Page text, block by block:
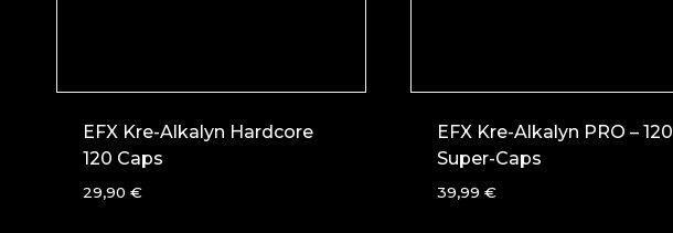
EFX Kre-Alkalyn Hardcore
120 Caps
29,90 €
EFX Kre-Alkalyn PRO – 120
Super-Caps
39,99 €